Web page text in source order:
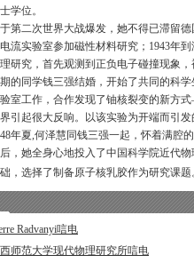
学位。
二次世界大战爆发，她不得已滞留德
流实验室参加磁性材料研究；1943年
研究，首先观测到正负电子碰撞现象
的同学钱三强结婚，开始了共同的科
室工作，合作发现了铀核裂变的新方
引起很大反响。以该实验为开端而引
夏,何泽慧同钱三强一起，怀着满腔的
，她全身心地投入了中国科学院近代
，选择了制备原子核乳胶作为研究
Radvanyi唁电
师范大学现代物理研究所唁电